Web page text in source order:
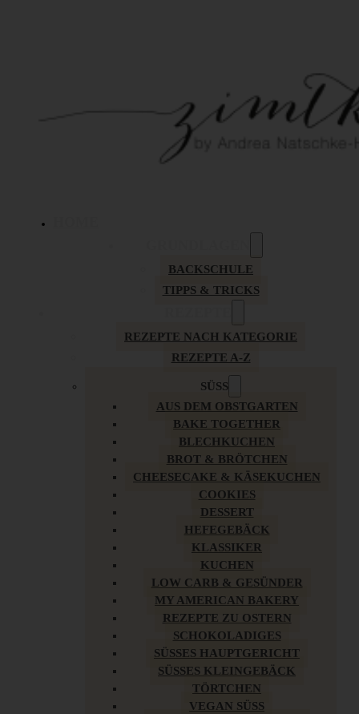
BACKSCHULE
TIPPS & TRICKS
REZEPTE NACH KATEGORIE
REZEPTE A-Z
SÜSS
AUS DEM OBSTGARTEN
BAKE TOGETHER
BLECHKUCHEN
BROT & BRÖTCHEN
CHEESECAKE & KÄSEKUCHEN
COOKIES
DESSERT
HEFEGEBÄCK
KLASSIKER
KUCHEN
LOW CARB & GESÜNDER
MY AMERICAN BAKERY
REZEPTE ZU OSTERN
SCHOKOLADIGES
SÜSSES HAUPTGERICHT
SÜSSES KLEINGEBÄCK
TÖRTCHEN
VEGAN SÜSS